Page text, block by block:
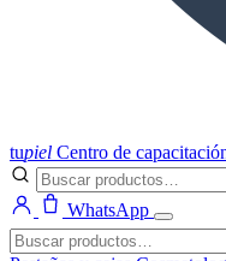
tupiel Centro de
WhatsApp